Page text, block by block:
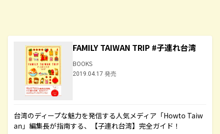
FAMILY TAIWAN TRIP #子連れ台湾
BOOKS
2019.04.17 発売
台湾のディープな魅力を発信する人気メディア「Howto Taiw
an」編集長が指南する、【子連れ台湾】完全ガイド！